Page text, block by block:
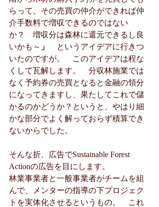
らって、その売買の仲介ができれば仲
介手数料で増収できるのではない
か？　増収分は森林に還元できるし良
いかも～ 」
というアイデアに行きつ
いたのですが。　このアイデアは程な
くして瓦解します。　分収林施業では
なく予約券の売買となると金融の領分
になってきますし、果たしてこれで儲
かるのかどうか？というと、やはり細
かな部分でよく解っておらず積算でき
ないからでした。
そんな折、広告でSustainable Forest
Actionの広告を目にします。
林業事業者と一般事業者がチームを組
んで、メンターの指導の下プロジェク
トを実体化させるというもの。　これ